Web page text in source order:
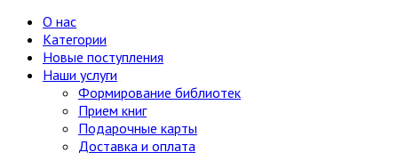
О нас
Категории
Новые поступления
Наши услуги
Формирование библиотек
Прием книг
Подарочные карты
Доставка и оплата